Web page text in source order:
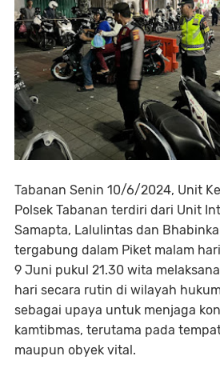
Tabanan Senin 10/6/2024, Unit
Polsek Tabanan terdiri dari Unit
Samapta, Lalulintas dan
tergabung dalam Piket malam
9 Juni pukul 21.30 wita
hari secara rutin di wilayah
sebagai upaya untuk menjaga
kamtibmas, terutama pada
maupun obyek vital.